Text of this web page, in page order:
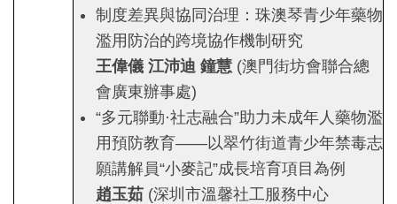
制度差異與協同治理：珠澳琴青少年藥物
濫用防治的跨境協作機制研究
王偉儀 江沛迪 鐘慧 (澳門街坊會聯合總
會廣東辦事處)
“多元聯動·社志融合”助力未成年人藥物濫
用預防教育——以翠竹街道青少年禁毒志
願講解員“小麥記”成長培育項目為例
趙玉茹 (深圳市溫馨社工服務中心